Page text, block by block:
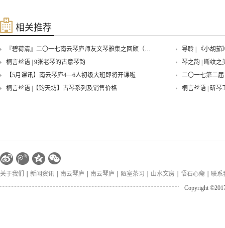
相关推荐
『碧荷清』二〇一七南云琴庐师友文琴雅集之回顾（一）
导聆 | 《小胡
桐言丝语 | 9张老琴的古意琴韵
琴之韵 | 断纹之
【5月课讯】南云琴庐4—6人初级大班即将开课啦
二〇一七第二
桐言丝语 |【钧天坊】古琴系列及销售价格
桐言丝语 | 斫琴
关于我们 新闻资讯 南云琴庐 南云琴庐 陋室茶习 山水文房 悟石心斋
联系
Copyright